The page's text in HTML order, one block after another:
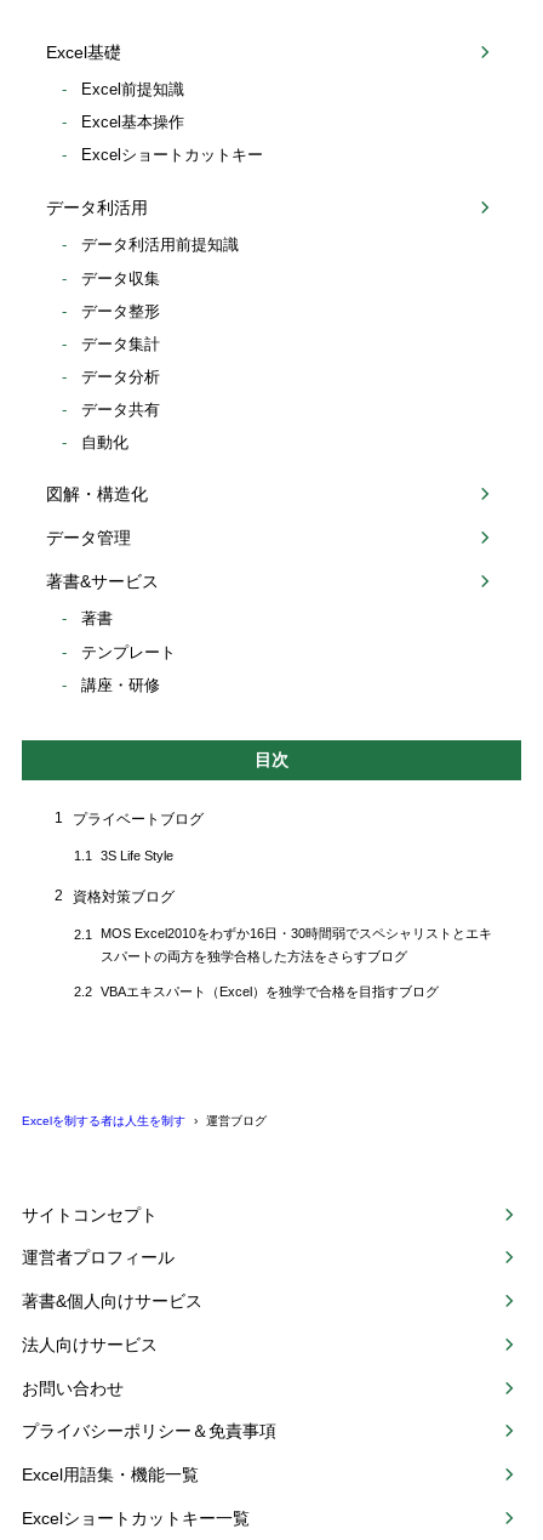
Excel基礎
Excel前提知識
Excel基本操作
Excelショートカットキー
データ利活用
データ利活用前提知識
データ収集
データ整形
データ集計
データ分析
データ共有
自動化
図解・構造化
データ管理
著書&サービス
著書
テンプレート
講座・研修
目次
1 プライベートブログ
1.1 3S Life Style
2 資格対策ブログ
2.1
MOS Excel2010をわずか16日・30時間弱でスペシャリストとエキ
スパートの両方を独学合格した方法をさらすブログ
2.2 VBAエキスパート（Excel）を独学で合格を目指すブログ
Excelを制する者は人生を制す 運営ブログ
サイトコンセプト
運営者プロフィール
著書&個人向けサービス
法人向けサービス
お問い合わせ
プライバシーポリシー＆免責事項
Excel用語集・機能一覧
Excelショートカットキー一覧